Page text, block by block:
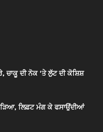
ਚਾਕੂ ਦੀ ਨੋਕ 'ਤੇ ਲੁੱਟ ਦੀ ਕੋਸ਼ਿਸ਼
ਲਿਫ਼ਟ ਮੰਗ ਕੇ ਫਸਾਉਂਦੀਆਂ